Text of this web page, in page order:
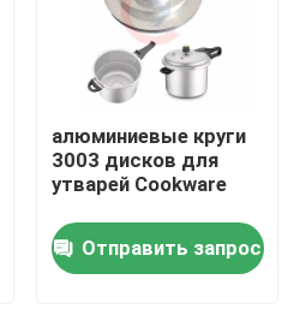
алюминиевые круги
3003 дисков для
утварей Cookware
Отправить запрос